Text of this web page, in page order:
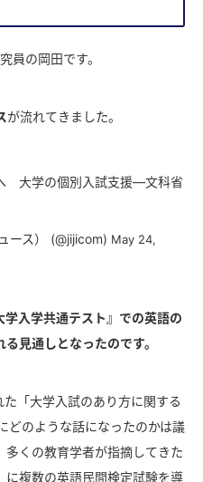
員の岡田です。
が流れてきました。
大学の個別入試支援―文科省
ース） (@jijicom) May 24,
入学共通テスト』での英語の
見通しとなったのです。
「大学入試のあり方に関する
どのような話になったのかは議
くの教育学者が指摘してきた
に複数の英語民間検定試験を導